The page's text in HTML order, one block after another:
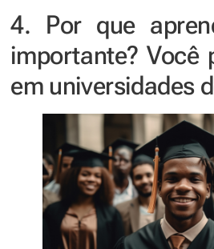
4. Por que
importante? Você
em universidades